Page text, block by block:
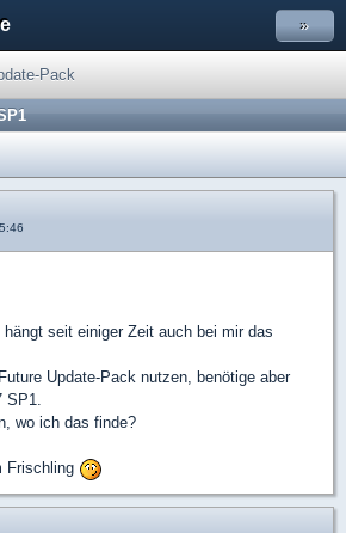
»
Pack
seit einiger Zeit auch bei mir das
Update-Pack nutzen, benötige aber
SP1.
wo ich das finde?
Frischling